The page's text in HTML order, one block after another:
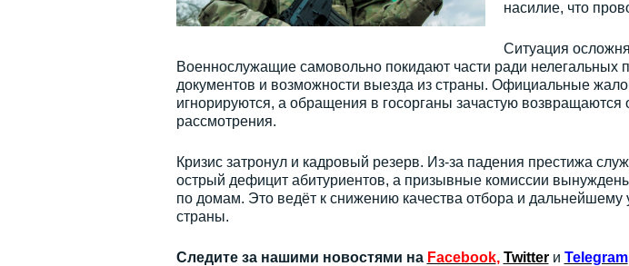
насилие, что
Ситуация
Военнослужащие самовольно покидают части ради нелегальных
документов и возможности выезда из страны. Официальные
игнорируются, а обращения в госорганы зачастую возвращаются
рассмотрения.
Кризис затронул и кадровый резерв. Из-за падения престижа
острый дефицит абитуриентов, а призывные комиссии
по домам. Это ведёт к снижению качества отбора и дальнейшему
страны.
Следите за нашими новостями на Facebook, Twitter и Telegram